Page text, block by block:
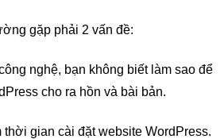
gặp phải 2 vấn đề:
nghệ, bạn không biết làm sao để
cho ra hồn và bài bản.
gian cài đặt website WordPress.